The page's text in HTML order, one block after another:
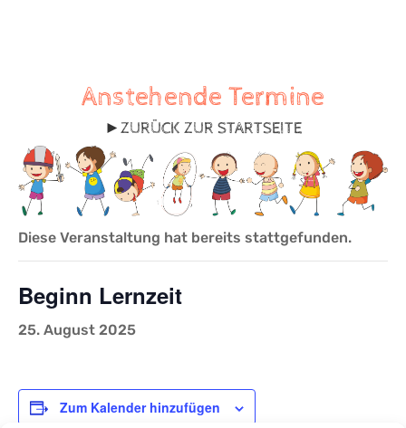
Anstehende Termine
►ZURÜCK ZUR STARTSEITE
Diese Veranstaltung hat bereits stattgefunden.
Beginn Lernzeit
25. August 2025
Zum Kalender hinzufügen